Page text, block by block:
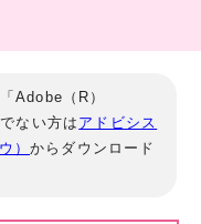
Adobe（R）
ない方はアドビシス
）からダウンロード